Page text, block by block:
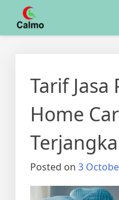
Tarif Jasa
Home
Posted on 3